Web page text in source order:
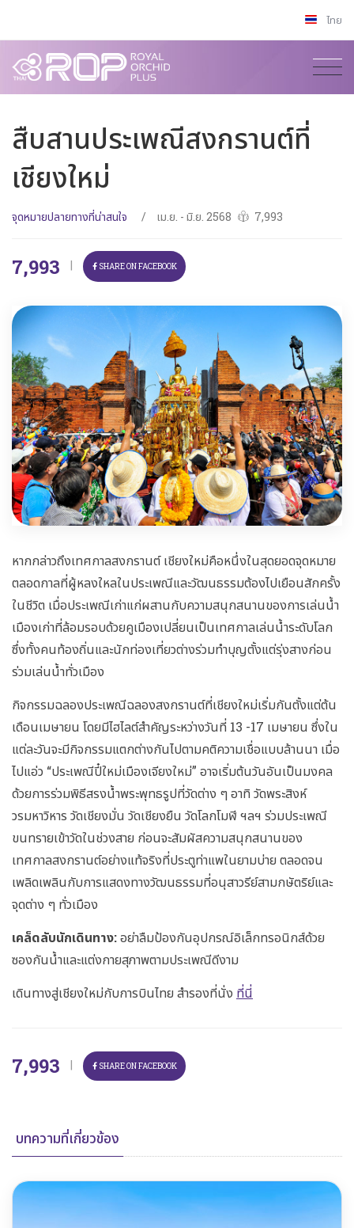
ไทย
สืบสานประเพณีสงกรานต์ที่
เชียงใหม่
จุดหมายปลายทางที่น่าสนใจ / เม.ย. - มิ.ย. 2568 7,993
7,993 | SHARE ON FACEBOOK
หากกล่าวถึงเทศกาลสงกรานต์ เชียงใหม่คือหนึ่งในสุดยอดจุดหมาย
ตลอดกาลที่ผู้หลงใหลในประเพณีและวัฒนธรรมต้องไปเยือนสักครั้ง
ในชีวิต เมื่อประเพณีเก่าแก่ผสานกับความสนุกสนานของการเล่นน้ำ
เมืองเก่าที่ล้อมรอบด้วยคูเมืองเปลี่ยนเป็นเทศกาลเล่นน้ำระดับโลก
ซึ่งทั้งคนท้องถิ่นและนักท่องเที่ยวต่างร่วมทำบุญตั้งแต่รุ่งสางก่อน
ร่วมเล่นน้ำทั่วเมือง
กิจกรรมฉลองประเพณีฉลองสงกรานต์ที่เชียงใหม่เริ่มกันตั้งแต่ต้น
เดือนเมษายน โดยมีไฮไลต์สำคัญระหว่างวันที่ 13 -17 เมษายน ซึ่งใน
แต่ละวันจะมีกิจกรรมแตกต่างกันไปตามคติความเชื่อแบบล้านนา เมื่อ
ไปแอ่ว “ประเพณีปี๋ใหม่เมืองเจียงใหม่” อาจเริ่มต้นวันอันเป็นมงคล
ด้วยการร่วมพิธีสรงน้ำพระพุทธรูปที่วัดต่าง ๆ อาทิ วัดพระสิงห์
วรมหาวิหาร วัดเชียงมั่น วัดเชียงยืน วัดโลกโมฬี ฯลฯ ร่วมประเพณี
ขนทรายเข้าวัดในช่วงสาย ก่อนจะสัมผัสความสนุกสนานของ
เทศกาลสงกรานต์อย่างแท้จริงที่ประตูท่าแพในยามบ่าย ตลอดจน
เพลิดเพลินกับการแสดงทางวัฒนธรรมที่อนุสาวรีย์สามกษัตริย์และ
จุดต่าง ๆ ทั่วเมือง
เคล็ดลับนักเดินทาง:อย่าลืมป้องกันอุปกรณ์อิเล็กทรอนิกส์ด้วย
ซองกันน้ำและแต่งกายสุภาพตามประเพณีดีงาม
เดินทางสู่เชียงใหม่กับการบินไทย สำรองที่นั่ง ที่นี่
7,993 | SHARE ON FACEBOOK
บทความที่เกี่ยวข้อง